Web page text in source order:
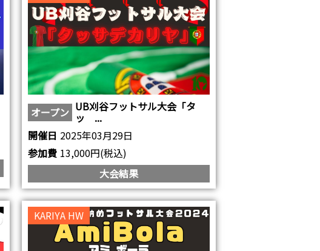
オープン UB刈谷フットサル大会「タ
ッ ...
開催日 2025年03月29日
参加費 13,000円(税込)
大会結果
KARIYA HW